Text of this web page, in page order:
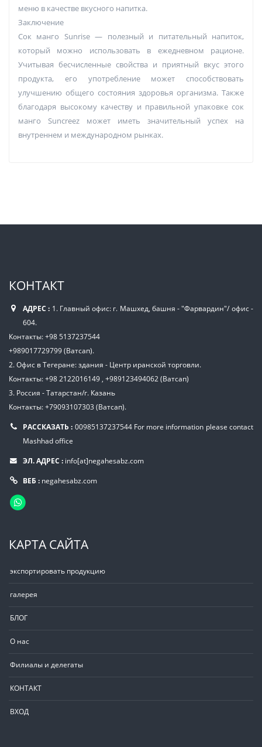
меню в качестве вкусного напитка.
Заключение
Сок манго Sunrise — полезный и питательный напиток,
который можно использовать в ежедневном рационе.
Учитывая бесчисленные свойства и приятный вкус этого
продукта, его употребление может способствовать
улучшению общего состояния здоровья организма. Также
благодаря высокому качеству и правильной упаковке сок
манго Suncreez может иметь значительный успех на
внутреннем и международном рынках.
КОНТАКТ
АДРЕС : 1. Главный офис: г. Машхед, башня - "Фарвардин"/ офис -
604.
Контакты: +98 5137237544
+989017729799 (Ватсап).
2. Офис в Тегеране: здания - Центр иранской торговли.
Контакты: +98 2122016149 , +989123494062 (Ватсап)
3. Россия - Татарстан/г. Казань
Контакты: +79093107303 (Ватсап).
РАССКАЗАТЬ : 00985137237544 For more information please contact
Mashhad office
ЭЛ. АДРЕС : info[at]negahesabz.com
ВЕБ : negahesabz.com
КАРТА САЙТА
экспортировать продукцию
галерея
БЛОГ
О нас
Филиалы и делегаты
КОНТАКТ
ВХОД